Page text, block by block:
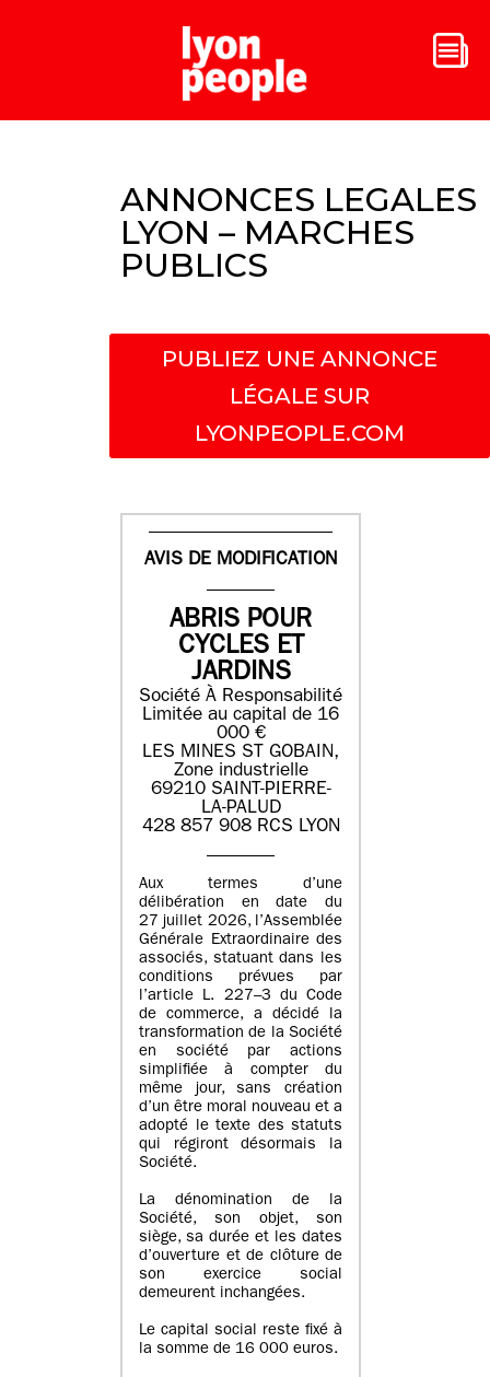
ANNONCES LEGALES
LYON – MARCHES
PUBLICS
PUBLIEZ UNE ANNONCE
LÉGALE SUR
LYONPEOPLE.COM
AVIS DE MODIFICATION
ABRIS POUR
CYCLES ET
JARDINS
Société À Responsabilité
Limitée au capital de 16
000 €
LES MINES ST GOBAIN,
Zone industrielle
69210 SAINT-PIERRE-
LA-PALUD
428 857 908 RCS LYON
Aux termes d’une
délibération en date du
27 juillet 2026, l’Assemblée
Générale Extraordinaire des
associés, statuant dans les
conditions prévues par
l’article L. 227–3 du Code
de commerce, a décidé la
transformation de la Société
en société par actions
simplifiée à compter du
même jour, sans création
d’un être moral nouveau et a
adopté le texte des statuts
qui régiront désormais la
Société.
La dénomination de la
Société, son objet, son
siège, sa durée et les dates
d’ouverture et de clôture de
son exercice social
demeurent inchangées.
Le capital social reste fixé à
la somme de 16 000 euros.